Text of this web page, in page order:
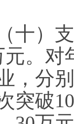
）支
元。对
，分
突破